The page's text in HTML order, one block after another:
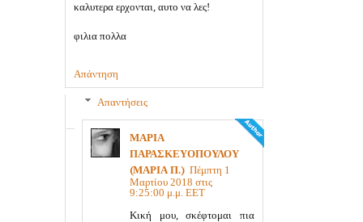
καλυτερα ερχονται, αυτο να λες!
φιλια πολλα
Απάντηση
Απαντήσεις
ΜΑΡΙΑ
ΠΑΡΑΣΚΕΥΟΠΟΥΛΟΥ
(ΜΑΡΙΑ Π.) Πέμπτη 1
Μαρτίου 2018 στις
9:25:00 μ.μ. EET
Κική μου, σκέφτομαι πια